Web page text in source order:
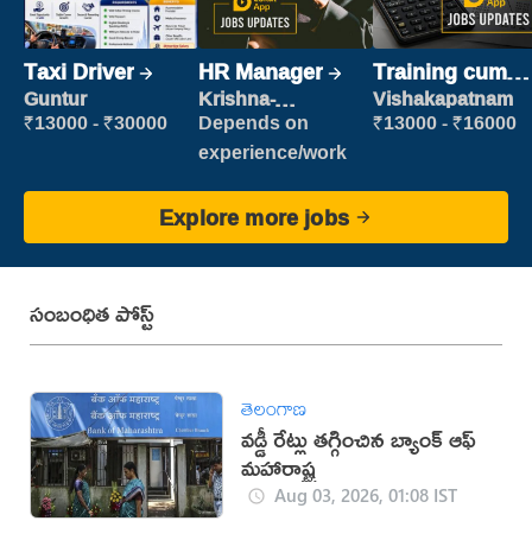
Taxi Driver
Guntur
₹13000 - ₹30000
HR Manager
Krishna-
vijayawada
Depends on
experience/work
Training cum
Placement
Vishakapatnam
₹13000 - ₹16000
Explore more jobs
సంబంధిత పోస్ట్
తెలంగాణ
వడ్డీ రేట్లు తగ్గించిన బ్యాంక్ ఆఫ్
మహారాష్ట్ర
Aug 03, 2026, 01:08 IST